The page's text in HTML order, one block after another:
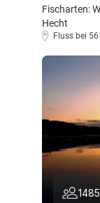
Fischarten:
Hecht
Fluss bei
1485